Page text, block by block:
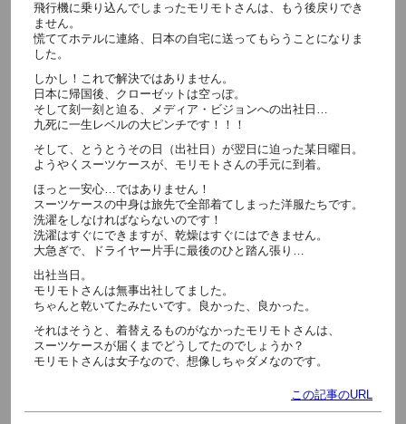
飛行機に乗り込んでしまったモリモトさんは、もう後戻りでき
ません。
慌ててホテルに連絡、日本の自宅に送ってもらうことになりま
した。
しかし！これで解決ではありません。
日本に帰国後、クローゼットは空っぽ。
そして刻一刻と迫る、メディア・ビジョンへの出社日…
九死に一生レベルの大ピンチです！！！
そして、とうとうその日（出社日）が翌日に迫った某日曜日。
ようやくスーツケースが、モリモトさんの手元に到着。
ほっと一安心…ではありません！
スーツケースの中身は旅先で全部着てしまった洋服たちです。
洗濯をしなければならないのです！
洗濯はすぐにできますが、乾燥はすぐにはできません。
大急ぎで、ドライヤー片手に最後のひと踏ん張り…
出社当日。
モリモトさんは無事出社してました。
ちゃんと乾いてたみたいです。良かった、良かった。
それはそうと、着替えるものがなかったモリモトさんは、
スーツケースが届くまでどうしてたのでしょうか？
モリモトさんは女子なので、想像しちゃダメなのです。
この記事のURL